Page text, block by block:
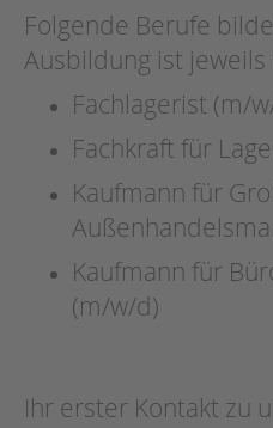
Folgende Berufe
Ausbildung ist
Fachlagerist (m/
Fachkraft für
Kaufmann für
Kaufmann für
(m/w/d)
Ihr erster Kontakt zu